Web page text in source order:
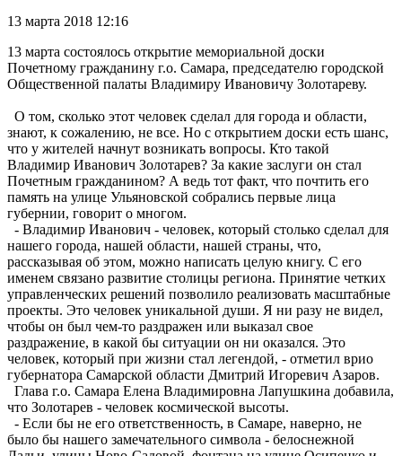
13 марта 2018 12:16
13 марта состоялось открытие мемориальной доски
Почетному гражданину г.о. Самара, председателю городской
Общественной палаты Владимиру Ивановичу Золотареву.
О том, сколько этот человек сделал для города и области,
знают, к сожалению, не все. Но с открытием доски есть шанс,
что у жителей начнут возникать вопросы. Кто такой
Владимир Иванович Золотарев? За какие заслуги он стал
Почетным гражданином? А ведь тот факт, что почтить его
память на улице Ульяновской собрались первые лица
губернии, говорит о многом.
- Владимир Иванович - человек, который столько сделал для
нашего города, нашей области, нашей страны, что,
рассказывая об этом, можно написать целую книгу. С его
именем связано развитие столицы региона. Принятие четких
управленческих решений позволило реализовать масштабные
проекты. Это человек уникальной души. Я ни разу не видел,
чтобы он был чем-то раздражен или выказал свое
раздражение, в какой бы ситуации он ни оказался. Это
человек, который при жизни стал легендой, - отметил врио
губернатора Самарской области Дмитрий Игоревич Азаров.
Глава г.о. Самара Елена Владимировна Лапушкина добавила,
что Золотарев - человек космической высоты.
- Если бы не его ответственность, в Самаре, наверно, не
было бы нашего замечательного символа - белоснежной